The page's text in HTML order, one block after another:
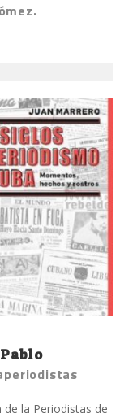
la Periodistas de